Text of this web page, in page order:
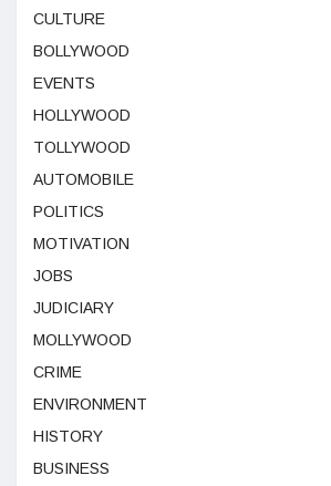
CULTURE
BOLLYWOOD
EVENTS
HOLLYWOOD
TOLLYWOOD
AUTOMOBILE
POLITICS
MOTIVATION
JOBS
JUDICIARY
MOLLYWOOD
CRIME
ENVIRONMENT
HISTORY
BUSINESS